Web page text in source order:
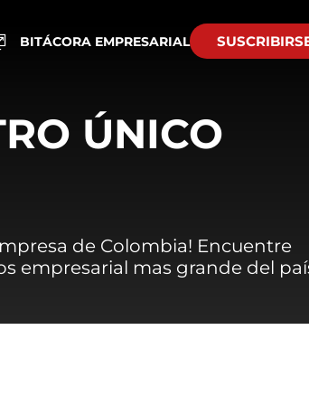
BITÁCORA EMPRESARIAL
ÚNICO
de Colombia! Encuentre
empresarial mas grande del